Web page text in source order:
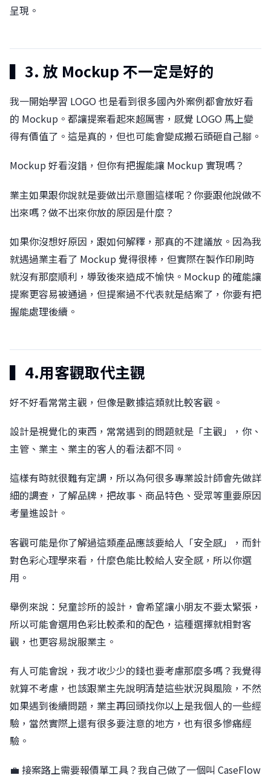
呈現。
▍3. 放 Mockup 不一定是好的
我一開始學習 LOGO 也是看到很多國內外案例都會放好看
的 Mockup。󠀠都讓提案看起來超厲害，感覺 LOGO 馬上變
得有價值了。󠀠這是真的，但也可能會變成搬石頭砸自己腳。󠀠
Mockup 好看沒錯，但你有把握能讓 Mockup 實現嗎？
業主如果跟你說就是要做出示意圖這樣呢？󠀠你要跟他說做不
出來嗎？做不出來你放的原因是什麼？
如果你沒想好原因，跟如何解釋，那真的不建議放。󠀠因為我
就遇過業主看了 Mockup 覺得很棒，但實際在製作印刷時
就沒有那麼順利，導致後來造成不愉快。󠀠󠀠Mockup 的確能讓
提案更容易被通過，但提案過不代表就是結案了，你要有把
握能處理後續。󠀠
▍4.用客觀取代主觀󠀠
好不好看常常主觀，但像是數據這類就比較客觀。󠀠
設計是視覺化的東西，常常遇到的問題就是「主觀」，你、
主管、業主、業主的客人的看法都不同。󠀠
這樣有時就很難有定調，所以為何很多專業設計師會先做詳
細的調查，了解品牌，把故事、商品特色、受眾等重要原因
考量進設計。󠀠
客觀可能是你了解過這類產品應該要給人「安全感」，而針
對色彩心理學來看，什麼色能比較給人安全感，所以你選
用。󠀠
舉例來說：兒童診所的設計，會希望讓小朋友不要太緊張，
所以可能會選用色彩比較柔和的配色，這種選擇就相對客
觀，也更容易說服業主。󠀠󠀠
有人可能會說，我才收少少的錢也要考慮那麼多嗎？我覺得
就算不考慮，也該跟業主先說明清楚這些狀況與風險，不然
如果遇到後續問題，業主再回頭找你󠀠以上是我個人的一些經
驗，當然實際上還有很多要注意的地方，也有很多慘痛經
驗。
💼 接案路上需要報價單工具？我自己做了一個叫 CaseFlow